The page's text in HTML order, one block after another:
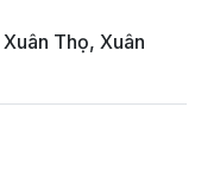
Thọ, Xuân